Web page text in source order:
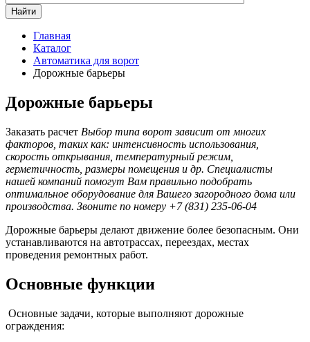
Найти
Главная
Каталог
Автоматика для ворот
Дорожные барьеры
Дорожные барьеры
Заказать расчет Выбор типа ворот зависит от многих
факторов, таких как: интенсивность использования,
скорость открывания, температурный режим,
герметичность, размеры помещения и др. Специалисты
нашей компаний помогут Вам правильно подобрать
оптимальное оборудование для Вашего загородного дома или
производства. Звоните по номеру +7 (831) 235-06-04
Дорожные барьеры делают движение более безопасным. Они
устанавливаются на автотрассах, переездах, местах
проведения ремонтных работ.
Основные функции
Основные задачи, которые выполняют дорожные
ограждения: